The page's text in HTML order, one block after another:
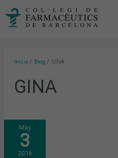
Inicio Blog GINA
GINA
May
3
2016
RECOMENDACIONES
DEL
FARMACÉUTICO:
EL
ASMA